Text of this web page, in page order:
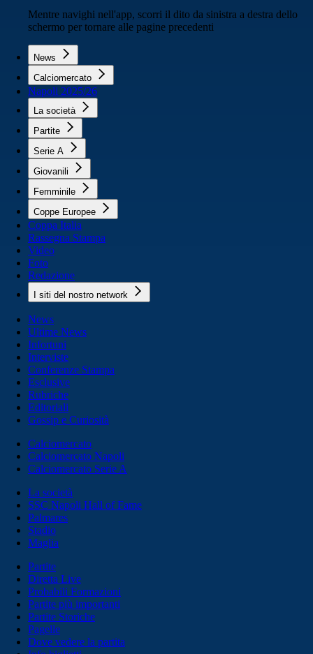
Mentre navighi nell'app, scorri il dito da sinistra a destra dello
schermo per tornare alle pagine precedenti
News
Calciomercato
Napoli 2025/26
La società
Partite
Serie A
Giovanili
Femminile
Coppe Europee
Coppa Italia
Rassegna Stampa
Video
Foto
Redazione
I siti del nostro network
News
Ultime News
Infortuni
Interviste
Conferenze Stampa
Esclusive
Rubriche
Editoriali
Gossip e Curiosità
Calciomercato
Calciomercato Napoli
Calciomercato Serie A
La società
SSC Napoli Hall of Fame
Palmares
Stadio
Maglia
Partite
Diretta Live
Probabili Formazioni
Partite più importanti
Partite Storiche
Pagelle
Dove vedere la partita